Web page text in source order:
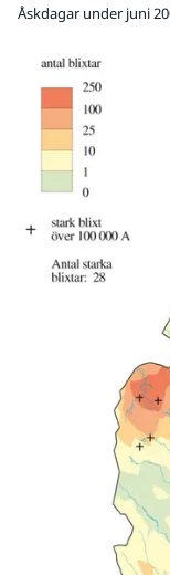
Åskdagar under juni